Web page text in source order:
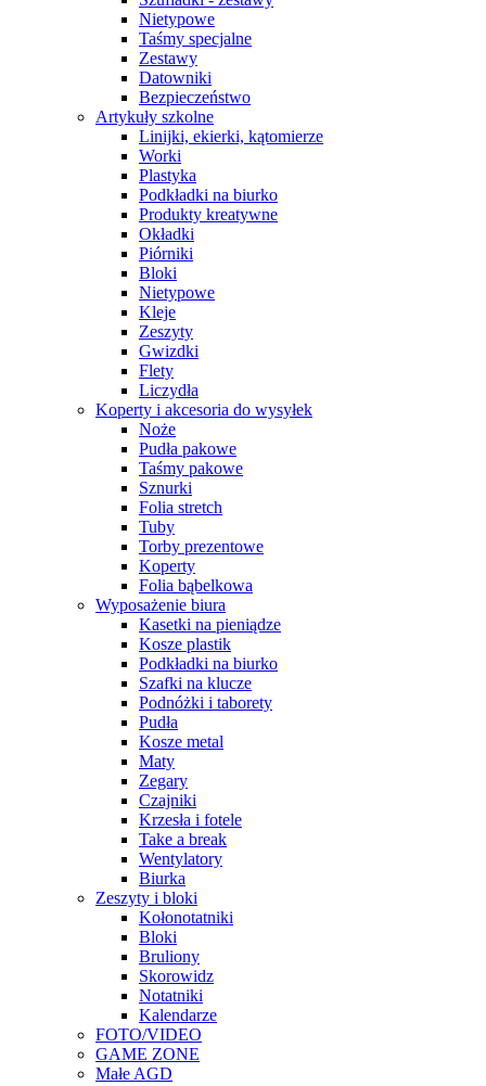
Nietypowe
Taśmy specjalne
Zestawy
Datowniki
Bezpieczeństwo
Artykuły szkolne
Linijki, ekierki, kątomierze
Worki
Plastyka
Podkładki na biurko
Produkty kreatywne
Okładki
Piórniki
Bloki
Nietypowe
Kleje
Zeszyty
Gwizdki
Flety
Liczydła
Koperty i akcesoria do wysyłek
Noże
Pudła pakowe
Taśmy pakowe
Sznurki
Folia stretch
Tuby
Torby prezentowe
Koperty
Folia bąbelkowa
Wyposażenie biura
Kasetki na pieniądze
Kosze plastik
Podkładki na biurko
Szafki na klucze
Podnóżki i taborety
Pudła
Kosze metal
Maty
Zegary
Czajniki
Krzesła i fotele
Take a break
Wentylatory
Biurka
Zeszyty i bloki
Kołonotatniki
Bloki
Bruliony
Skorowidz
Notatniki
Kalendarze
FOTO/VIDEO
GAME ZONE
Małe AGD